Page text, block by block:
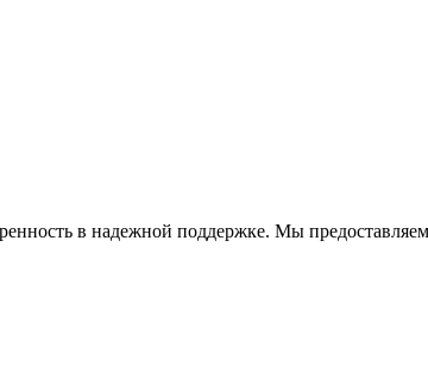
в надежной поддержке. Мы